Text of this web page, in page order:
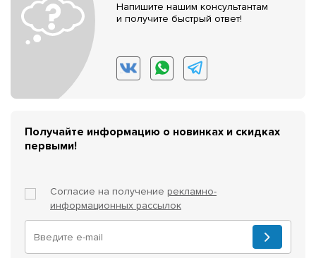
Напишите нашим консультантам
и получите быстрый ответ!
Получайте информацию о новинках и скидках
первыми!
Согласие на получение рекламно-
информационных рассылок